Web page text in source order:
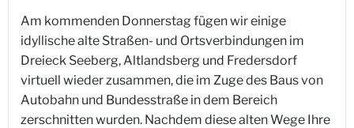
Am kommenden Donnerstag fügen wir einige
idyllische alte Straßen- und Ortsverbindungen im
Dreieck Seeberg, Altlandsberg und Fredersdorf
virtuell wieder zusammen, die im Zuge des Baus von
Autobahn und Bundesstraße in dem Bereich
zerschnitten wurden. Nachdem diese alten Wege Ihre